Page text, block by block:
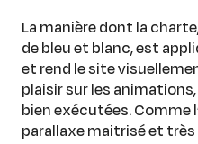
La manière dont la
de bleu et blanc, est
et rend le site
plaisir sur les
bien exécutées. Comme
parallaxe maitrisé et